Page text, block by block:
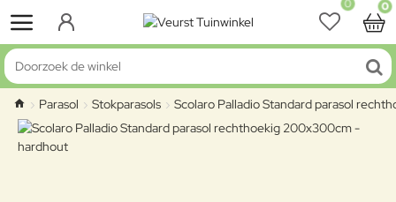
0 0
Doorzoek de winkel
home
Parasol Stokparasols Scolaro Palladio Standard parasol